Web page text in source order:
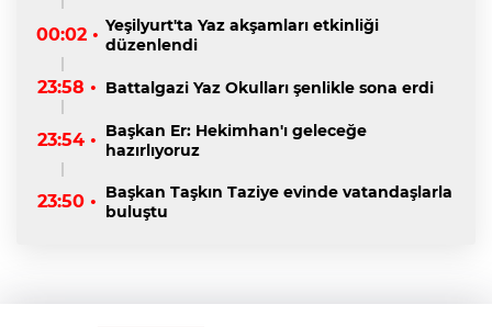
00:02 • Yeşilyurt'ta Yaz akşamları etkinliği
düzenlendi
23:58 • Battalgazi Yaz Okulları şenlikle sona erdi
23:54 • Başkan Er: Hekimhan'ı geleceğe
hazırlıyoruz
23:50 • Başkan Taşkın Taziye evinde vatandaşlarla
buluştu